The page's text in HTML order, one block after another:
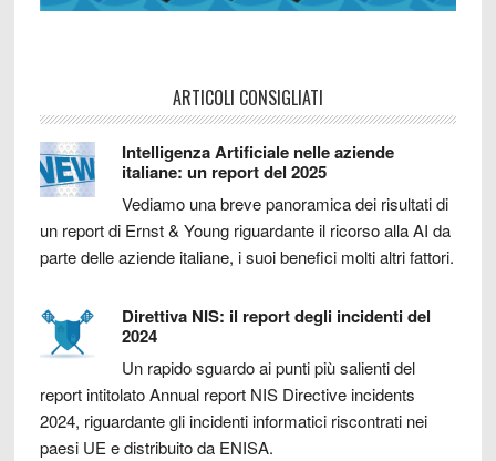
ARTICOLI CONSIGLIATI
Intelligenza Artificiale nelle aziende
italiane: un report del 2025
Vediamo una breve panoramica dei risultati di
un report di Ernst & Young riguardante il ricorso alla AI da
parte delle aziende italiane, i suoi benefici molti altri fattori.
Direttiva NIS: il report degli incidenti del
2024
Un rapido sguardo ai punti più salienti del
report intitolato Annual report NIS Directive incidents
2024, riguardante gli incidenti informatici riscontrati nei
paesi UE e distribuito da ENISA.